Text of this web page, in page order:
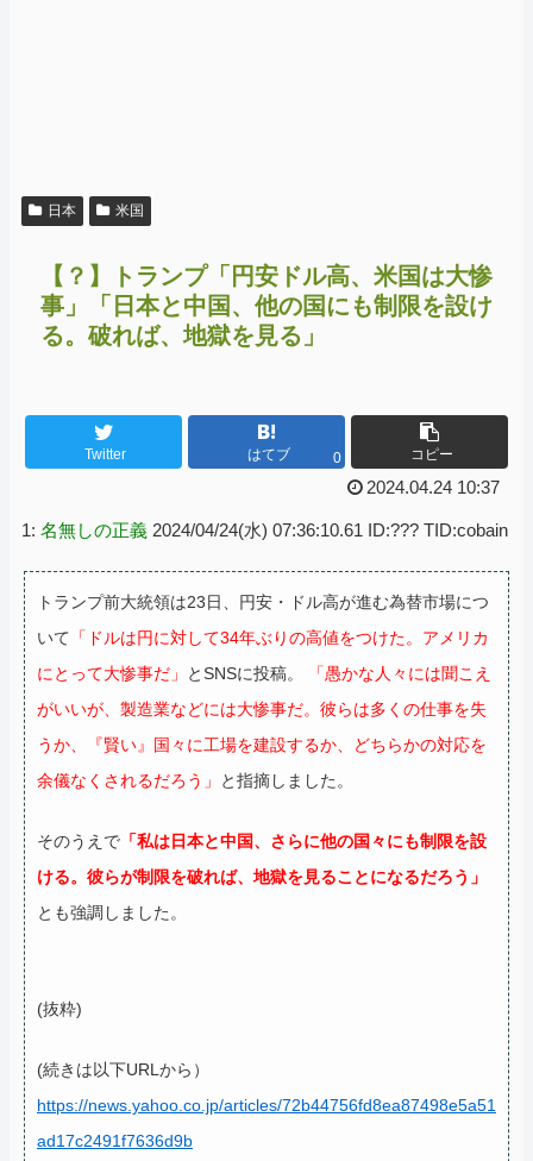
日本 米国
【？】トランプ「円安ドル高、米国は大惨
事」「日本と中国、他の国にも制限を設け
る。破れば、地獄を見る」
Twitter はてブ 0 コピー
2024.04.24 10:37
1: 名無しの正義 2024/04/24(水) 07:36:10.61 ID:??? TID:cobain
トランプ前大統領は23日、円安・ドル高が進む為替市場につ
いて 「ドルは円に対して34年ぶりの高値をつけた。アメリカ
にとって大惨事だ」
とSNSに投稿。
「愚かな人々には聞こえ
がいいが、製造業などには大惨事だ。彼らは多くの仕事を失
うか、『賢い』国々に工場を建設するか、どちらかの対応を
余儀なくされるだろう」
と指摘しました。
そのうえで 「私は日本と中国、さらに他の国々にも制限を設
ける。彼らが制限を破れば、地獄を見ることになるだろう」
とも強調しました。
(抜粋)
(続きは以下URLから）
https://news.yahoo.co.jp/articles/72b44756fd8ea87498e5a51
ad17c2491f7636d9b